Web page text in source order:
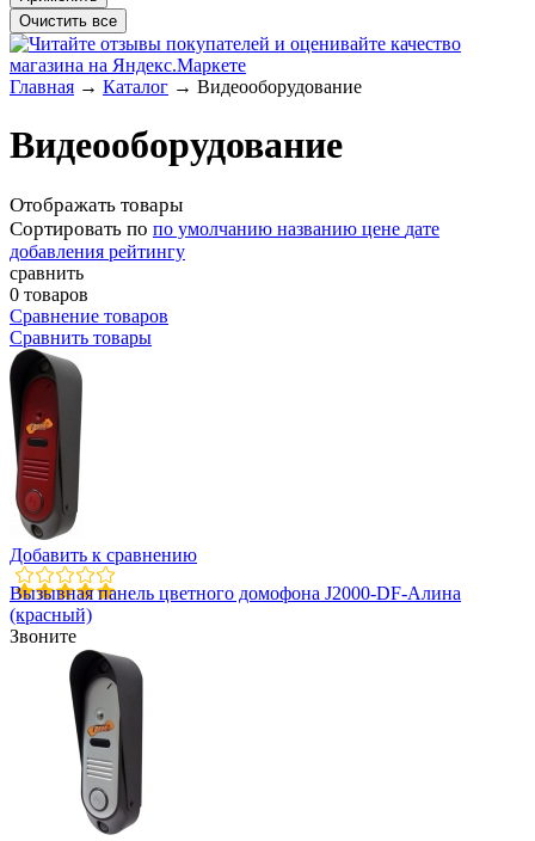
Главная → Каталог → Видеооборудование
Видеооборудование
Отображать товары
Сортировать по по умолчанию названию цене дате
добавления рейтингу
сравнить
0 товаров
Сравнение товаров
Сравнить товары
Добавить к сравнению
Вызывная панель цветного домофона J2000-DF-Алина
(красный)
Звоните